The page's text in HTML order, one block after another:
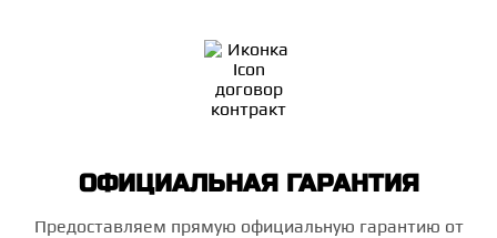
ОФИЦИАЛЬНАЯ ГАРАНТИЯ
Предоставляем прямую официальную гарантию от